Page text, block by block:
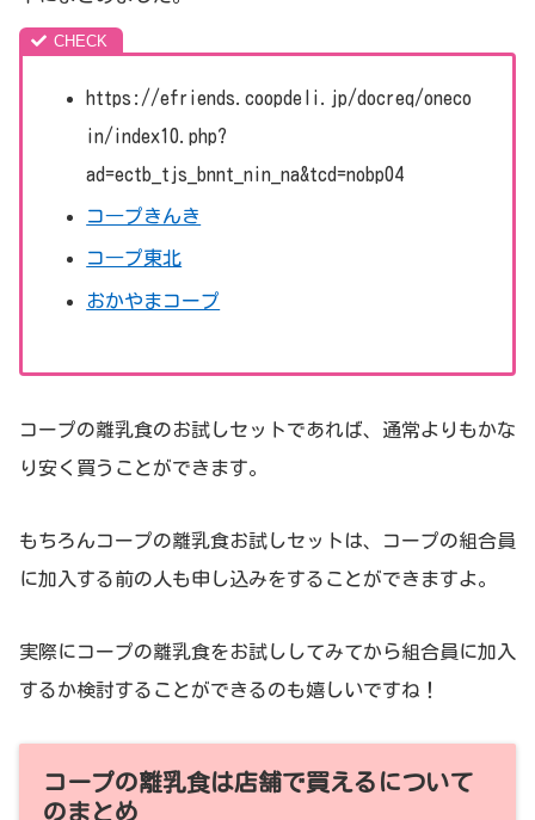
https://efriends.coopdeli.jp/docreq/oneco
in/index10.php?
ad=ectb_tjs_bnnt_nin_na&tcd=nobp04
コ―プきんき
コ―プ東北
おかやまコープ
コープの離乳食のお試しセットであれば、通常よりもかな
り安く買うことができます。
もちろんコープの離乳食お試しセットは、コープの組合員
に加入する前の人も申し込みをすることができますよ。
実際にコープの離乳食をお試ししてみてから組合員に加入
するか検討することができるのも嬉しいですね！
コープの離乳食は店舗で買えるについて
のまとめ